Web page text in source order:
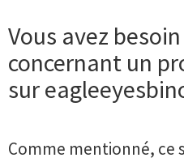
Vous avez
concernant un
sur
Comme mentionné, ce